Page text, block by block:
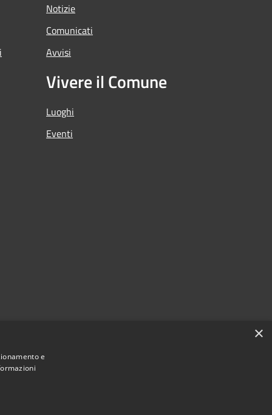
Notizie
Comunicati
Avvisi
Vivere il Comune
Luoghi
Eventi
×
e